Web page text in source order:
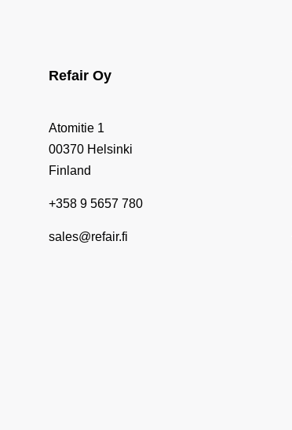
Refair Oy
Atomitie 1
00370 Helsinki
Finland
+358 9 5657 780
sales@refair.fi